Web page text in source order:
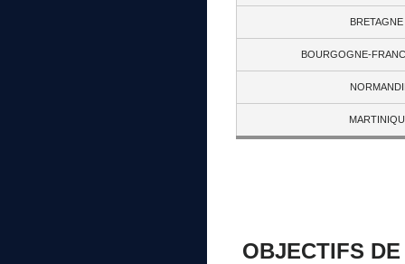
BRETAGNE
BOURGOGNE-
OBJECTIFS